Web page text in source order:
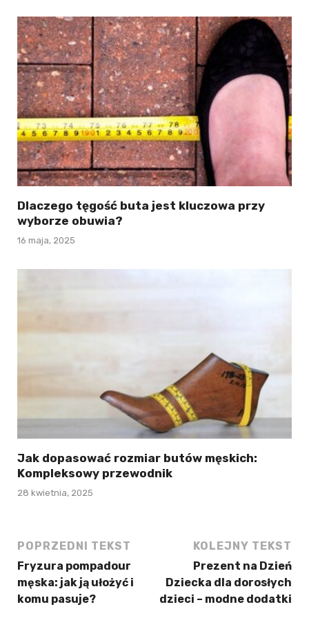
Dlaczego tęgość buta jest kluczowa przy
wyborze obuwia?
16 maja, 2025
Jak dopasować rozmiar butów męskich:
Kompleksowy przewodnik
28 kwietnia, 2025
POPRZEDNI TEKST
Fryzura pompadour
męska: jak ją ułożyć i
komu pasuje?
KOLEJNY TEKST
Prezent na Dzień
Dziecka dla dorosłych
dzieci – modne dodatki